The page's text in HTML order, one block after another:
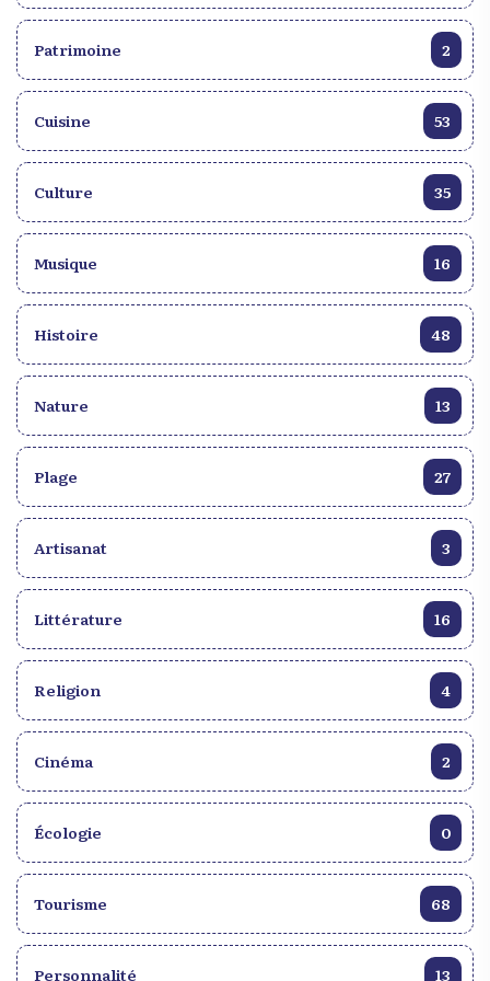
cette commémoration, une occasion de célébrer
commémoration se dérouleront respectivement, le
28 février, le 10 mai et le 18 octobre. L’évènement
ave Émile-Journault marquera le lancement des
festivités à l’honneur des deux artistes, à côté il y
aura un Gala le 10 mai, en l’honneur du Roi
Coupé et le 18 octobre en l’honneur de la reine
Patrimoine 2
Cuisine 53
Culture 35
Musique 16
Histoire 48
Nature 13
Plage 27
Artisanat 3
Littérature 16
Religion 4
Cinéma 2
Écologie 0
Tourisme 68
Personnalité 13